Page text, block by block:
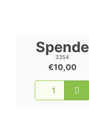
Spende
3354
€10,00